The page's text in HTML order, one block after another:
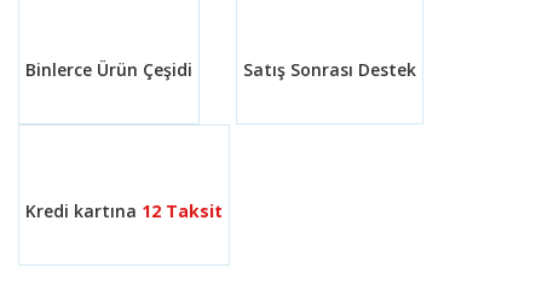
Binlerce Ürün Çeşidi Satış Sonrası Destek
Kredi kartına 12 Taksit